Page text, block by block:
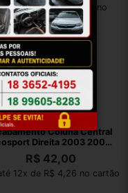
até 12x de R$ 14,09 no
cartão
Coluna Central
Direita 2003 2004
A 2007
R$42,00
12x de R$ 4,26 no cartão